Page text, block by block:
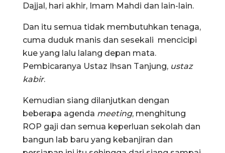
Dajjal, hari akhir, Imam Mahdi dan lain-lain.
Dan itu semua tidak membutuhkan tenaga,
cuma duduk manis dan sesekali mencicipi
kue yang lalu lalang depan mata.
Pembicaranya Ustaz Ihsan Tanjung, ustaz
kabir.
Kemudian siang dilanjutkan dengan
beberapa agenda meeting, menghitung
ROP gaji dan semua keperluan sekolah dan
bangun lab baru yang kebanjiran dan